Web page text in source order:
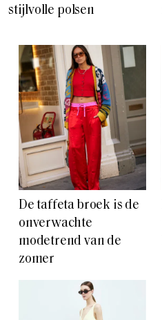
stijlvolle polsen
De taffeta broek is de
onverwachte
modetrend van de
zomer